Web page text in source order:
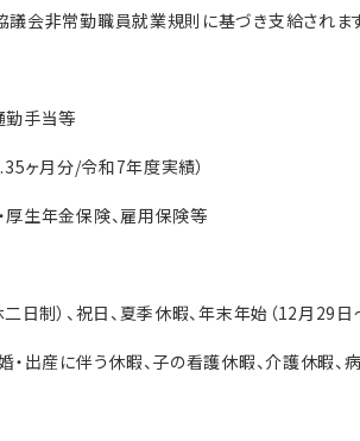
常勤職員就業規則に基づき支給されます
手当等
令和7年度実績）
年金保険、雇用保険等
）、祝日、夏季休暇、年末年始（12月29日
う休暇、子の看護休暇、介護休暇、病